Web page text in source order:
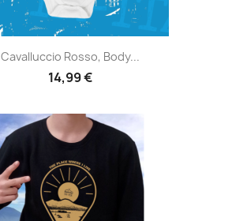
Cavalluccio Rosso, Body...
14,99 €